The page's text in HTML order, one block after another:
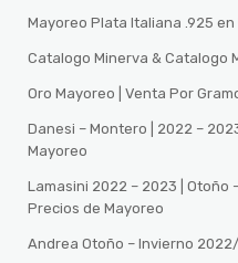
Mayoreo Plata Italiana .925 en
Catalogo Minerva & Catalogo
Oro Mayoreo | Venta Por
Danesi – Montero | 2022 –
Mayoreo
Lamasini 2022 – 2023 | Otoño
Precios de Mayoreo
Andrea Otoño – Invierno